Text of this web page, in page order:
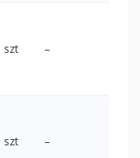
szt –
szt –